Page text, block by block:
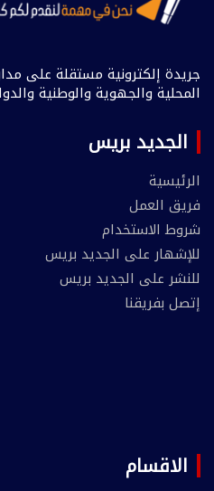
جريدة إلكترونية مستقلة على
المحلية والجهوية والوطنية
الجديد بريس
الرئيسية
فريق العمل
شروط الاستخدام
للإشهار على الجديد بريس
للنشر على الجديد بريس
إتصل بفريقنا
الاقسام